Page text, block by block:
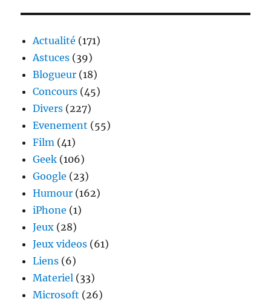
Actualité (171)
Astuces (39)
Blogueur (18)
Concours (45)
Divers (227)
Evenement (55)
Film (41)
Geek (106)
Google (23)
Humour (162)
iPhone (1)
Jeux (28)
Jeux videos (61)
Liens (6)
Materiel (33)
Microsoft (26)